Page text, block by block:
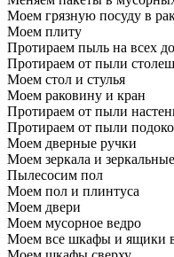
Моем грязную посуду в
Моем плиту
Протираем пыль на всех
Протираем от пыли
Моем стол и стулья
Моем раковину и кран
Протираем от пыли
Протираем от пыли
Моем дверные ручки
Моем зеркала и
Пылесосим пол
Моем пол и плинтуса
Моем двери
Моем мусорное ведро
Моем все шкафы и ящики